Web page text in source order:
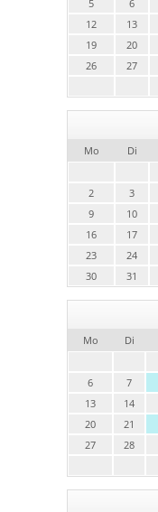
5
6
12
13
19
20
26
27
Mo Di
2
3
9
10
16
17
23
24
30
31
Mo Di
6
7
13
14
20
21
27
28